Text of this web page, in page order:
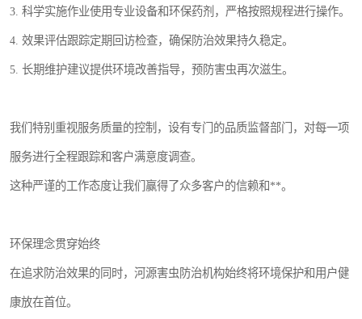
3. 科学实施作业使用专业设备和环保药剂，严格按照规程进行操作。
4. 效果评估跟踪定期回访检查，确保防治效果持久稳定。
5. 长期维护建议提供环境改善指导，预防害虫再次滋生。
我们特别重视服务质量的控制，设有专门的品质监督部门，对每一项
服务进行全程跟踪和客户满意度调查。
这种严谨的工作态度让我们赢得了众多客户的信赖和**。
环保理念贯穿始终
在追求防治效果的同时，河源害虫防治机构始终将环境保护和用户健
康放在首位。